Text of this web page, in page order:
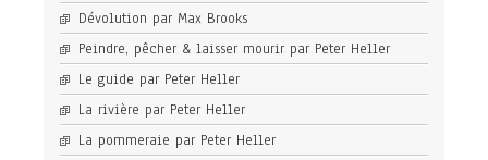
Dévolution par Max Brooks
Peindre, pêcher & laisser mourir par Peter Heller
Le guide par Peter Heller
La rivière par Peter Heller
La pommeraie par Peter Heller